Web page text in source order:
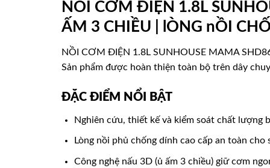
NỒI CƠM ĐIỆN 1.8L
ẤM 3 CHIỀU | lÒNG nỒI
NỒI CƠM ĐIỆN 1.8L SUNHOUSE MAMA
Sản phẩm được hoàn thiện toàn bộ trên dây
ĐẶC ĐIỂM NỔI BẬT
Nghiên cứu, thiết kế và kiểm soát chất lượng
Lòng nồi phủ chống dính cao cấp an toàn cho
Công nghệ nấu 3D (ủ ấm 3 chiều) giữ cơm